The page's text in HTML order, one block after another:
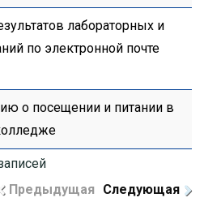
лабораторных и
по электронной почте
о посещении и питании в
Предыдущая Следующая